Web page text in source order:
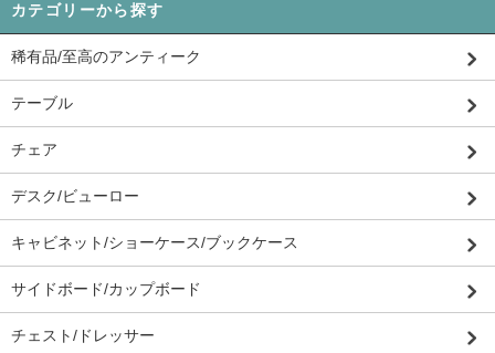
カテゴリーから探す
稀有品/至高のアンティーク
テーブル
チェア
デスク/ビューロー
キャビネット/ショーケース/ブックケース
サイドボード/カップボード
チェスト/ドレッサー